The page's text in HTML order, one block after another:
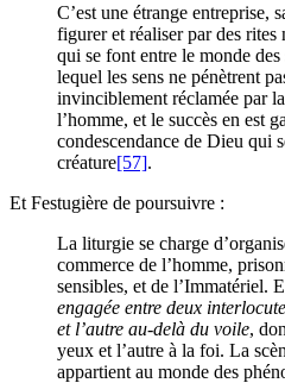
C’est une étrange entreprise,
figurer et réaliser par des rites
qui se font entre le monde
lequel les sens ne pénètrent
invinciblement réclamée par
l’homme, et le succès en est
condescendance de Dieu qui
créature[57].
Et Festugière de poursuivre :
La liturgie se charge
commerce de l’homme,
sensibles, et de l’Immatériel.
engagée entre deux
et l’autre au-delà du voile,
yeux et l’autre à la foi. La
appartient au monde des